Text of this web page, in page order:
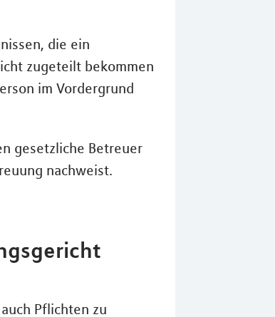
die ein
zugeteilt bekommen
im Vordergrund
gesetzliche Betreuer
nachweist.
Pflichten zu